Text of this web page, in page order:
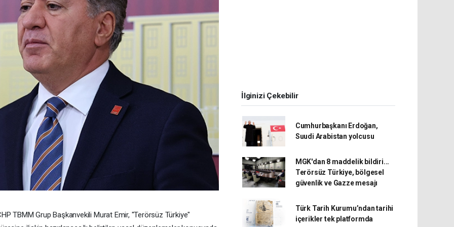
TBMM Grup Başkanvekili Murat Emir, "Terörsüz Türkiye"
İlginizi Çekebilir
Cumhurbaşkanı Erdoğan,
Suudi Arabistan yolcusu
MGK'dan 8 maddelik bildiri...
Terörsüz Türkiye, bölgesel
güvenlik ve Gazze mesajı
Türk Tarih Kurumu’ndan tarihi
içerikler tek platformda